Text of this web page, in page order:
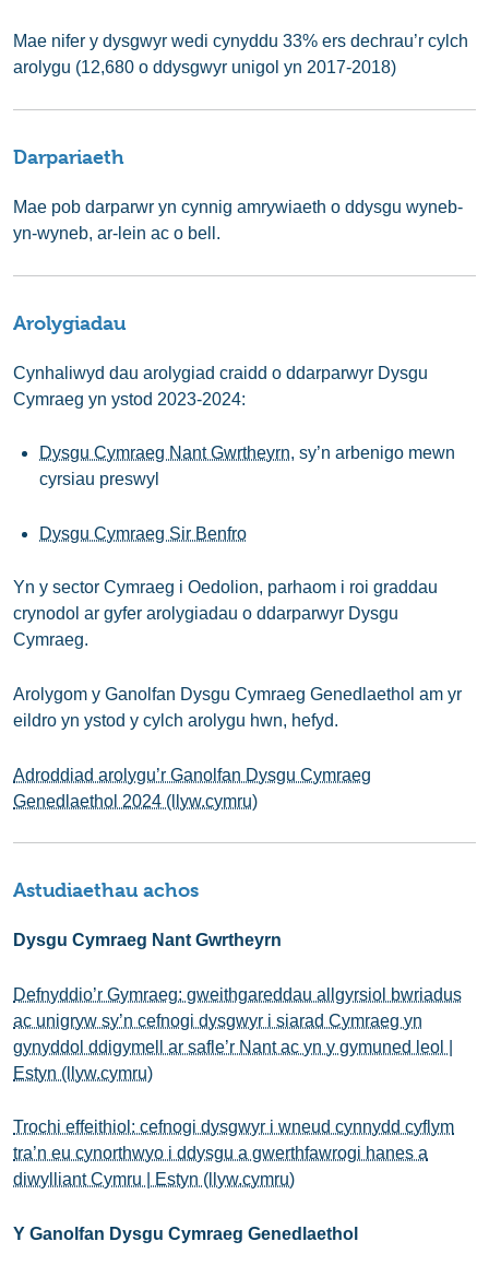
Mae nifer y dysgwyr wedi cynyddu 33% ers dechrau’r cylch
arolygu (12,680 o ddysgwyr unigol yn 2017-2018)
Darpariaeth
Mae pob darparwr yn cynnig amrywiaeth o ddysgu wyneb-
yn-wyneb, ar-lein ac o bell.
Arolygiadau
Cynhaliwyd dau arolygiad craidd o ddarparwyr Dysgu
Cymraeg yn ystod 2023-2024:
Dysgu Cymraeg Nant Gwrtheyrn, sy’n arbenigo mewn
cyrsiau preswyl
Dysgu Cymraeg Sir Benfro
Yn y sector Cymraeg i Oedolion, parhaom i roi graddau
crynodol ar gyfer arolygiadau o ddarparwyr Dysgu
Cymraeg.
Arolygom y Ganolfan Dysgu Cymraeg Genedlaethol am yr
eildro yn ystod y cylch arolygu hwn, hefyd.
Adroddiad arolygu’r Ganolfan Dysgu Cymraeg
Genedlaethol 2024 (llyw.cymru)
Astudiaethau achos
Dysgu Cymraeg Nant Gwrtheyrn
Defnyddio’r Gymraeg: gweithgareddau allgyrsiol bwriadus
ac unigryw sy’n cefnogi dysgwyr i siarad Cymraeg yn
gynyddol ddigymell ar safle’r Nant ac yn y gymuned leol |
Estyn (llyw.cymru)
Trochi effeithiol: cefnogi dysgwyr i wneud cynnydd cyflym
tra’n eu cynorthwyo i ddysgu a gwerthfawrogi hanes a
diwylliant Cymru | Estyn (llyw.cymru)
Y Ganolfan Dysgu Cymraeg Genedlaethol